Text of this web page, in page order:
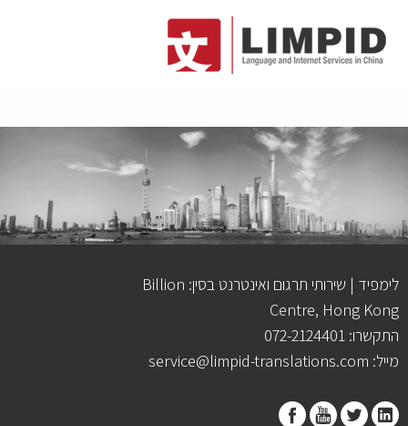
לימפיד | שירותי תרגום ואינטרנט בסין: Billion
Centre, Hong Kong
התקשרו: 072-2124401
מייל: service@limpid-translations.com